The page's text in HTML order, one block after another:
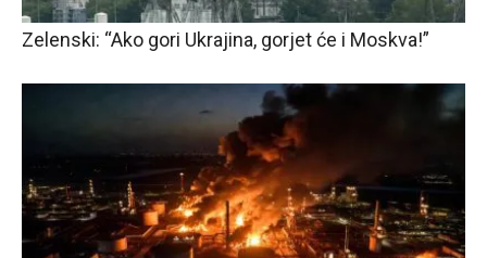
Zelenski: “Ako gori Ukrajina, gorjet će i Moskva!”